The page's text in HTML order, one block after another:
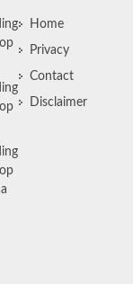
Home
Privacy
Contact
Disclaimer